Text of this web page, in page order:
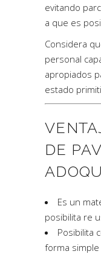
evitando
a que es
Considera
personal
apropiados
estado
DE
Es un
posibilita re
Posibilita
forma